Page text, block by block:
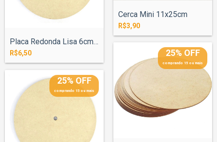
Placa Redonda Lisa 6cm MDF 3mm com Furo...
R$6,50
Cerca Mini 11x25cm
R$3,90
25% OFF
comprando 15 ou mais
25% OFF
comprando 15 ou mais